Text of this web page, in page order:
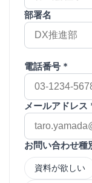
部署名
電話番号 *
メールアドレス
お問い合わせ種
資料が欲しい